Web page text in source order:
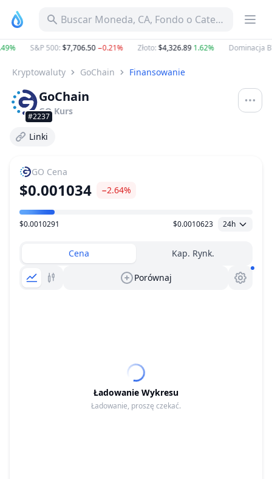
Buscar Moneda, CA, Fondo o Categoría
S&P 500:$7,706.50−0.21% Złoto:$4,326.891.62% Dominacja
Kryptowaluty GoChain Finansowanie
#2237
GoChain
GO Kurs
Linki
GO Cena
$0.001034 −2.64%
Zakres Cen
$0.0010291 $0.0010623 24h
Cena Kap. Rynk.
Porównaj
Ładowanie Wykresu
Ładowanie, proszę czekać.